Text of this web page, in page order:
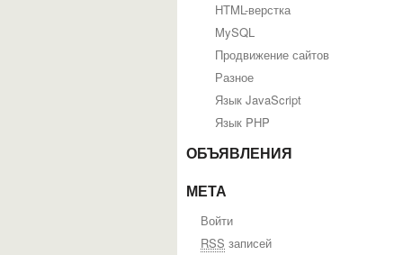
HTML-верстка
MySQL
Продвижение сайтов
Разное
Язык JavaScript
Язык PHP
ОБЪЯВЛЕНИЯ
МЕТА
Войти
RSS записей